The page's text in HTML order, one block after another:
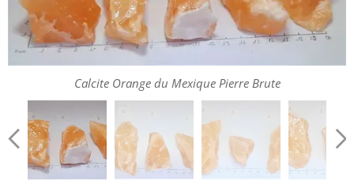
Calcite Orange du Mexique Pierre Brute
Calcite Orange du Mexique Pierre Brute
Calcite Orange du Mexique Pierre Brute
Calcite Orange du Mexique Pierre Brute